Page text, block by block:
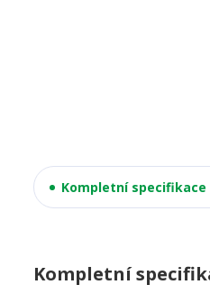
Kompletní specifikace
Kompletní